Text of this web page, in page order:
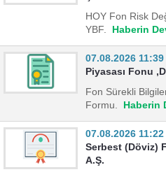
HOY Fon Risk
YBF. Haberin
07.08.2026 11:39
Piyasası Fonu
Fon Sürekli
Formu. Haberin
07.08.2026 11:22
Serbest (Döviz)
A.Ş.